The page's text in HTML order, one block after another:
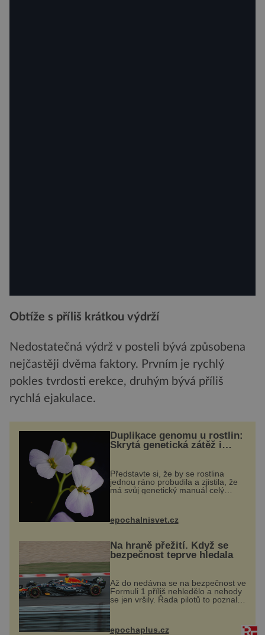
Obtíže s příliš krátkou výdrží
Nedostatečná výdrž v posteli bývá způsobena
nejčastěji dvěma faktory. Prvním je rychlý
pokles tvrdosti erekce, druhým bývá příliš
rychlá ejakulace.
Duplikace genomu u rostlin:
Skrytá genetická zátěž i
Představte si, že by se rostlina
jednou ráno probudila a zjistila, že
má svůj genetický manuál celý
výzkumu to může být pro druhy
vstupenka...
epochalnisvet.cz
Na hraně přežití. Když se
bezpečnost teprve hledala
Až do nedávna se na bezpečnost ve
Formuli 1 příliš nehledělo a nehody
se jen vršily. Řada pilotů to poznala
na vlastní kůži, často s trvalými
následky nebo bohužel i ztrátou
života. Dnes nepochopiteln...
epochaplus.cz